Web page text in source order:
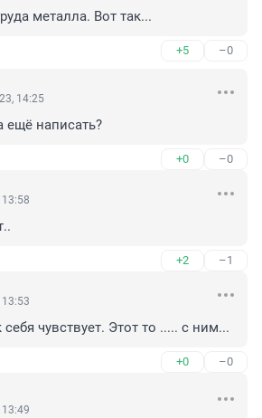
металла. Вот так...
+5 –0
14:25
ещё написать?
+0 –0
+2 –1
чувствует. Этот то ..... с ним...
+0 –0